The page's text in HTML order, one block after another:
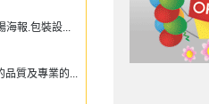
海報.包裝設...
品質及專業的...